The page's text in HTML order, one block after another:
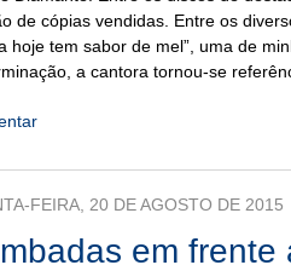
de cópias vendidas. Entre os
hoje tem sabor de mel”, uma de
a cantora tornou-se
FEIRA, 20 DE AGOSTO DE 2015
em